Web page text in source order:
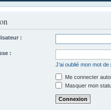
:
:
J’ai oublié mon mot
Me connecter
Masquer mon